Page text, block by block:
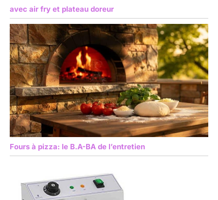
avec air fry et plateau doreur
Fours à pizza: le B.A-BA de l’entretien